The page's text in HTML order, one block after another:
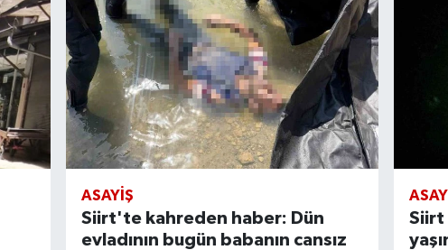
ASAYIŞ
Siirt'te kahreden haber: Dün
evladının bugün babanın cansız
Siirt